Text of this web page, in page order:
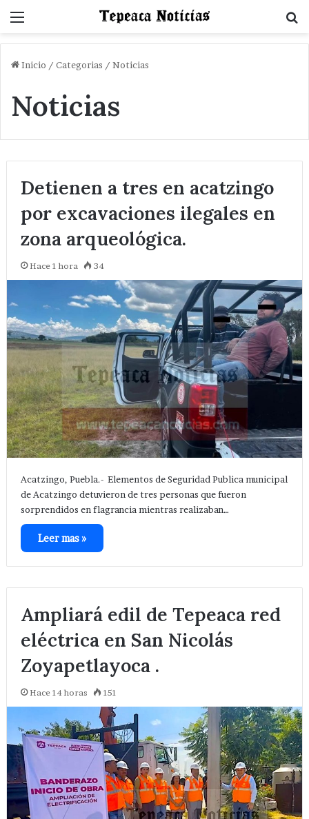
Menu
Inicio / Categorias / Noticias
Noticias
Detienen a tres en acatzingo
por excavaciones ilegales en
zona arqueológica.
Hace 1 hora 34
Acatzingo, Puebla.- Elementos de Seguridad Publica municipal
de Acatzingo detuvieron de tres personas que fueron
sorprendidos en flagrancia mientras realizaban…
Leer mas »
Ampliará edil de Tepeaca red
eléctrica en San Nicolás
Zoyapetlayoca .
Hace 14 horas 151